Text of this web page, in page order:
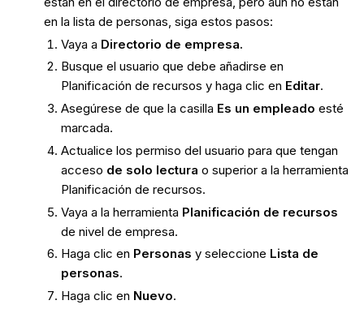
en la lista de personas, siga estos pasos:
Vaya a Directorio de empresa.
Busque el usuario que debe añadirse en
Planificación de recursos y haga clic en Editar.
Asegúrese de que la casilla Es un empleado esté
marcada.
Actualice los permiso del usuario para que tengan
acceso de solo lectura o superior a la herramienta
Planificación de recursos.
Vaya a la herramienta Planificación de recursos
de nivel de empresa.
Haga clic en Personas y seleccione Lista de
personas.
Haga clic en Nuevo.